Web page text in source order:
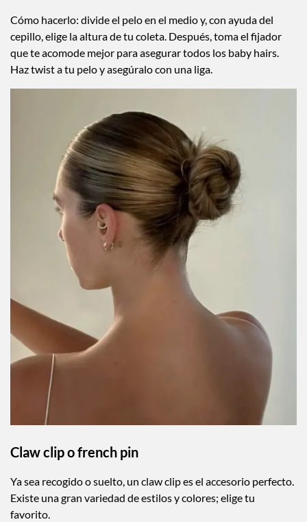
Cómo hacerlo: divide el pelo en el medio y, con ayuda del
cepillo, elige la altura de tu coleta. Después, toma el fijador
que te acomode mejor para asegurar todos los baby hairs.
Haz twist a tu pelo y asegúralo con una liga.
Claw clip o french pin
Ya sea recogido o suelto, un claw clip es el accesorio perfecto.
Existe una gran variedad de estilos y colores; elige tu
favorito.